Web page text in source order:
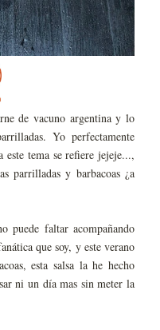
de vacuno argentina y lo
Yo perfectamente
tema se refiere jejeje...,
parrilladas y barbacoas ¿a
puede faltar acompañando
que soy, y este verano
esta salsa la he hecho
ni un día mas sin meter la